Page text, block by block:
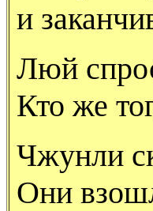
и
Люй
Кто же
Чжунли
Они